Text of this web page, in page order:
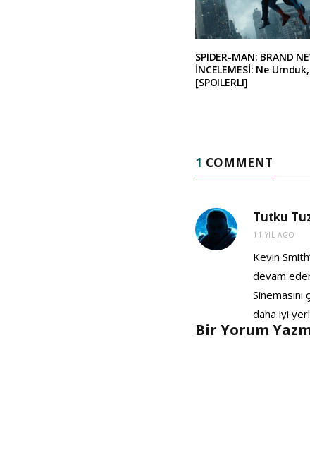
SPIDER-MAN: BRAND
İNCELEMESİ: Ne
[SPOILERLI]
1 COMMENT
Tutku
11 YIL AGO
Kevin
devam
daha iyi
Bir Yorum